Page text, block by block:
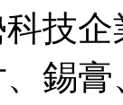
技
錫